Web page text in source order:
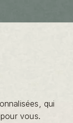
qui
vous.